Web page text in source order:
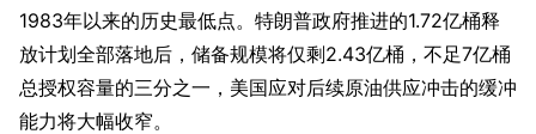
1983年以来的历史最低点。特朗普政府推进的1.72亿桶释
放计划全部落地后，储备规模将仅剩2.43亿桶，不足7亿桶
总授权容量的三分之一，美国应对后续原油供应冲击的缓冲
能力将大幅收窄。